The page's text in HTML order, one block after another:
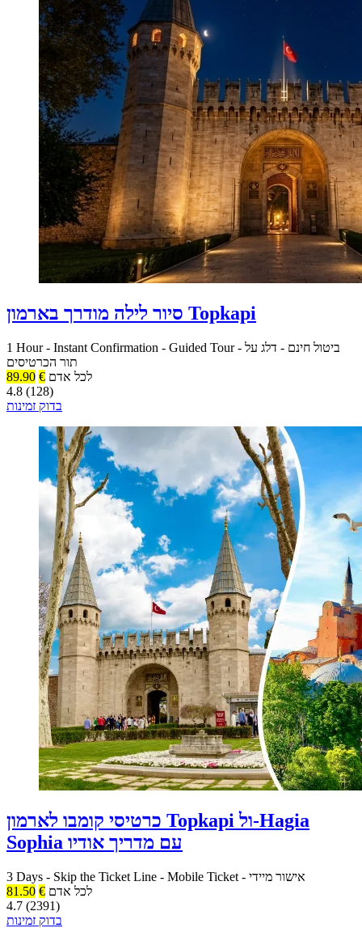
סיור לילה מודרך בארמון Topkapi
1 Hour - Instant Confirmation - Guided Tour - ביטול חינם - דלג על
תור הכרטיסים
לכל אדם €
89.90
4.8 (128)
בדוק זמינות
כרטיסי קומבו לארמון Topkapi ול-Hagia
Sophia עם מדריך אודיו
3 Days - Skip the Ticket Line - Mobile Ticket - אישור מיידי
לכל אדם €
81.50
4.7 (2391)
בדוק זמינות